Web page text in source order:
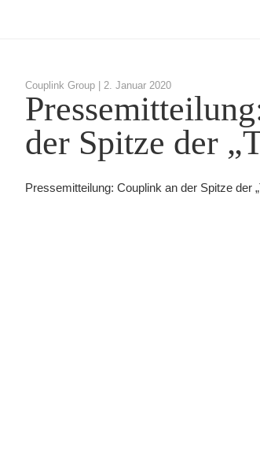
Couplink Group | 2. Januar 2020
der Spitze der
Pressemitteilung: Couplink an der Spitze der